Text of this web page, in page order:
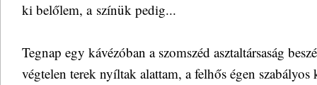
ki belőlem, a színük pedig...
Tegnap egy kávézóban a szomszéd asztaltársaság
végtelen terek nyíltak alattam, a felhős égen